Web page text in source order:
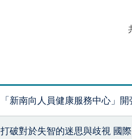
最
「新南向人員健康服務中心」
打破對於失智的迷思與歧視 國